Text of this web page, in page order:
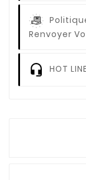
Renvoyer
HOT